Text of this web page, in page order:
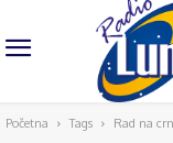
Početna Tags Rad na